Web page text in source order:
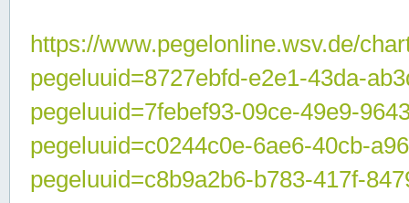
https://www.pegelonline.wsv.de/
pegeluuid=8727ebfd-e2e1-43da-
pegeluuid=7febef93-09ce-49e9-
pegeluuid=c0244c0e-6ae6-40cb-
pegeluuid=c8b9a2b6-b783-417f-